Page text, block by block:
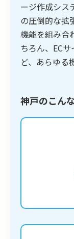
ージ作成シス
の圧倒的な拡
機能を組み合
ちろん、EC
ど、あらゆる
神戸のこん
専門的な
潜在的な
するこ